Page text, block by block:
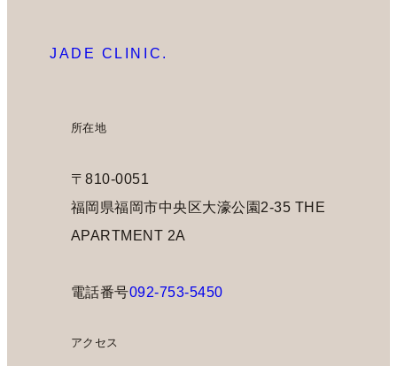
JADE CLINIC.
所在地
〒810-0051
福岡県福岡市中央区大濠公園2-35 THE
APARTMENT 2A
電話番号092-753-5450
アクセス